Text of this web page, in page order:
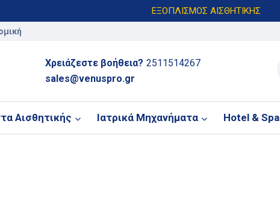
ΕΞΟΠΛΙΣΜΟΣ ΑΙΣΘΗΤΙΚΗΣ
Χρειάζεστε βοήθεια? 2511514267
sales@venuspro.gr
Αισθητικής Ιατρικά Μηχανήματα Hotel & Spa